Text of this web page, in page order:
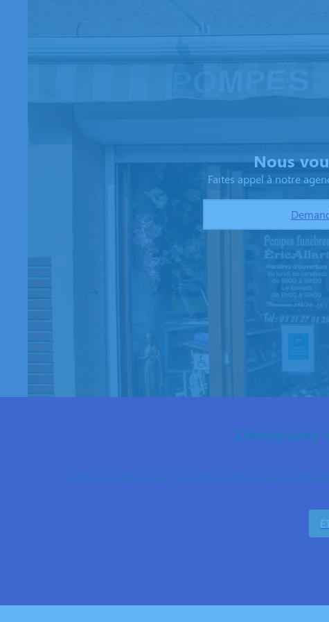
Nous
Faites appel à notre
Portés par des valeurs de partage, de respect et